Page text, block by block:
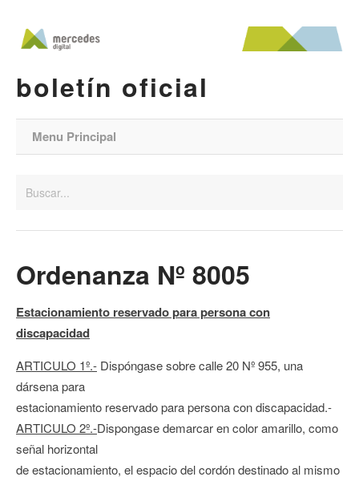
boletín oficial
Menu Principal
Ordenanza Nº 8005
Estacionamiento reservado para persona con
discapacidad
ARTICULO 1º.- Dispóngase sobre calle 20 Nº 955, una
dársena para
estacionamiento reservado para persona con discapacidad.-
ARTICULO 2º.-Dispongase demarcar en color amarillo, como
señal horizontal
de estacionamiento, el espacio del cordón destinado al mismo